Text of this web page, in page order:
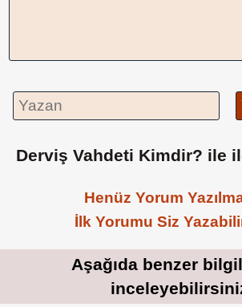
Derviş Vahdeti Kimdir? ile
Henüz Yorum
İlk Yorumu Siz
Aşağıda benzer